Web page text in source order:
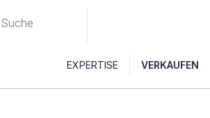
EXPERTISE VERKAUFEN